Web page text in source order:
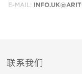
E-MAIL:
联系我们